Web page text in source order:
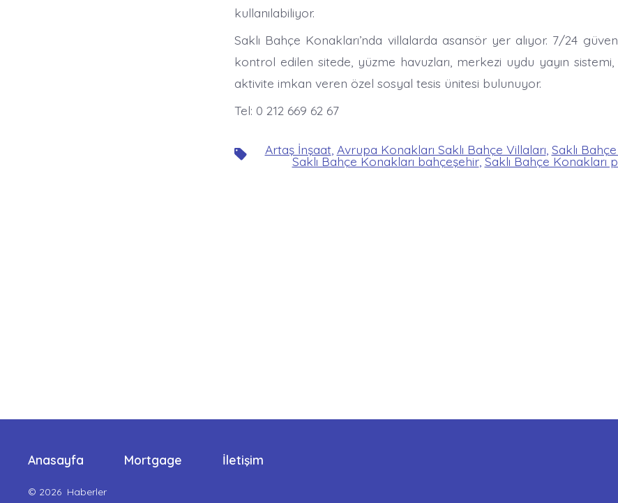
kullanılabiliyor.
Saklı Bahçe Konakları’nda villalarda asansör yer alıyor. 7/24
kontrol edilen sitede, yüzme havuzları, merkezi uydu yayın
aktivite imkan veren özel sosyal tesis ünitesi bulunuyor.
Tel: 0 212 669 62 67
EtiketlerArtaş İnşaat, Avrupa Konakları Saklı Bahçe Villaları Saklı
Saklı Bahçe Konakları bahçeşehir, Saklı Bahçe Konakları
Anasayfa Mortgage İletişim
© 2026 Haberler